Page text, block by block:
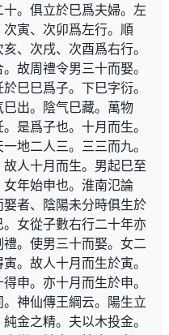
。俱立於巳爲夫婦。左
寅、次卯爲左行。順
、次戌、次酉爲右行。
故周禮令男三十而娶。
巳巳爲子。下巳字衍。
出。陰气巳藏。萬物
是爲子也。十月而生。
地二人三。三三而九。
人十月而生。男起巳至
年始申也。淮南氾論
者、陰陽未分時俱生於
女從子數右行二十年亦
。使男三十而娶。女二
。故人十月而生於寅。
申。亦十月而生於申。
神仙傳王綱云。陽生立
金之精。夫以木投金。